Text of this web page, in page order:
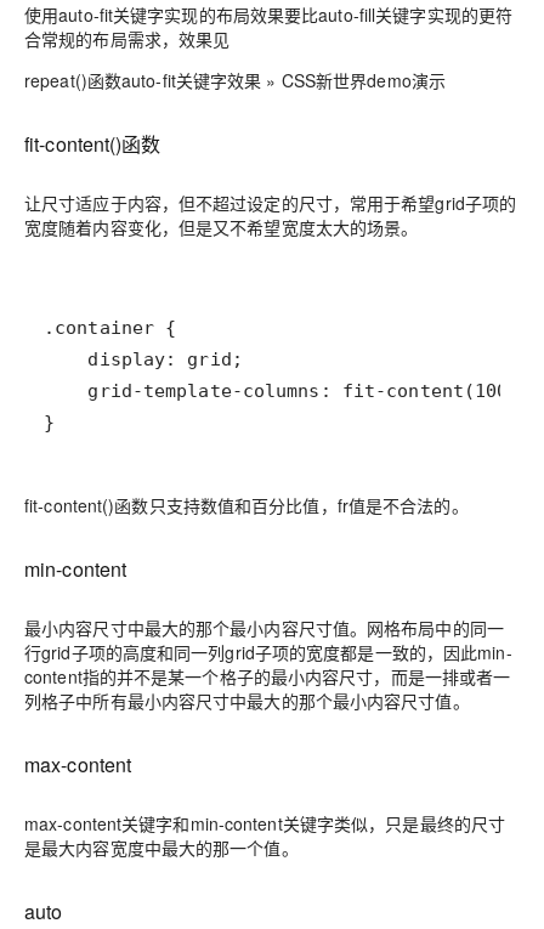
使用auto-fit关键字实现的布局效果要比auto-fill关键字实现的更符
合常规的布局需求，效果见
repeat()函数auto-fit关键字效果 » CSS新世界demo演示
fit-content()函数
让尺寸适应于内容，但不超过设定的尺寸，常用于希望grid子项的
宽度随着内容变化，但是又不希望宽度太大的场景。
}
fit-content()函数只支持数值和百分比值，fr值是不合法的。
min-content
最小内容尺寸中最大的那个最小内容尺寸值。网格布局中的同一
行grid子项的高度和同一列grid子项的宽度都是一致的，因此min-
content指的并不是某一个格子的最小内容尺寸，而是一排或者一
列格子中所有最小内容尺寸中最大的那个最小内容尺寸值。
max-content
max-content关键字和min-content关键字类似，只是最终的尺寸
是最大内容宽度中最大的那一个值。
auto